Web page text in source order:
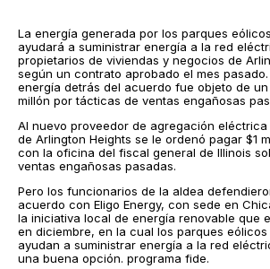
La energía generada por los parques
ayudará a suministrar energía a la red
propietarios de viviendas y negocios de
según un contrato aprobado el mes
energía detrás del acuerdo fue objeto de un
millón por tácticas de ventas engañosas
Al nuevo proveedor de agregación
de Arlington Heights se le ordenó pagar $1
con la oficina del fiscal general de Illinois
ventas engañosas pasadas.
Pero los funcionarios de la aldea
acuerdo con Eligo Energy, con sede en
la iniciativa local de energía renovable que
en diciembre, en la cual los parques eólicos
ayudan a suministrar energía a la red
una buena opción. programa fide.